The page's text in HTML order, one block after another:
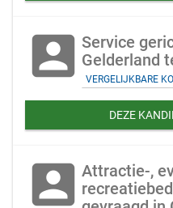
account_box Service
Gelderland
VERGELIJKBARE
DEZE
account_box Attractie-,